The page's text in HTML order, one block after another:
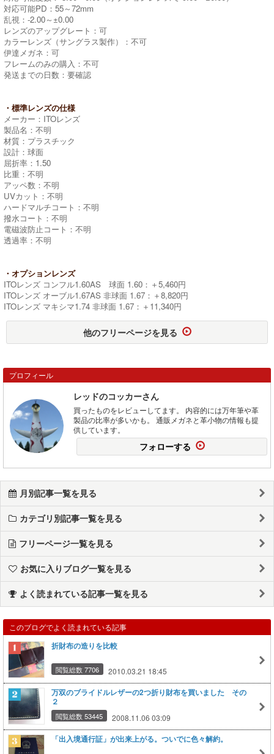
対応可能PD：55～72mm
乱視：-2.00～±0.00
レンズのアップグレート：可
カラーレンズ（サングラス製作）：不可
伊達メガネ：可
フレームのみの購入：不可
発送までの日数：要確認
・標準レンズの仕様
メーカー：ITOレンズ
製品名：不明
材質：プラスチック
設計：球面
屈折率：1.50
比重：不明
アッペ数：不明
UVカット：不明
ハードマルチコート：不明
撥水コート：不明
電磁波防止コート：不明
透過率：不明
・オプションレンズ
ITOレンズ コンフル1.60AS 球面 1.60：＋5,460円
ITOレンズ オーブル1.67AS 非球面 1.67：＋8,820円
ITOレンズ マキシマ1.74 非球面 1.67：＋11,340円
他のフリーページを見る
プロフィール
レッドのコッカーさん
買ったものをレビューしてます。 内容的には万年筆や革
製品の比率が多いかも。 通販メガネと革小物の情報も提
供しています。
フォローする
月別記事一覧を見る
カテゴリ別記事一覧を見る
フリーページ一覧を見る
お気に入りブログ一覧を見る
よく読まれている記事一覧を見る
このブログでよく読まれている記事
折財布の造りを比較
閲覧総数 7706 2010.03.21 18:45
万双のブライドルレザーの2つ折り財布を買いました その
２
閲覧総数 53445 2008.11.06 03:09
「出入境通行証」が出来上がる。ついでに色々解約。